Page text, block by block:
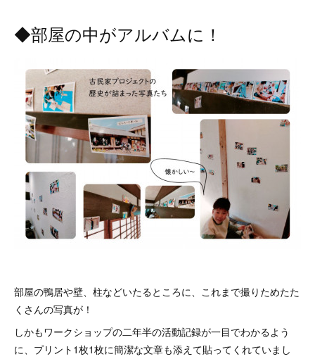
◆部屋の中がアルバムに！
部屋の鴨居や壁、柱などいたるところに、これまで撮りためたた
くさんの写真が！
しかもワークショップの二年半の活動記録が一目でわかるよう
に、プリント1枚1枚に簡潔な文章も添えて貼ってくれていまし